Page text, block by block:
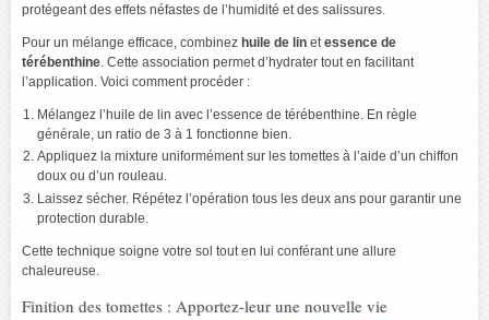
protégeant des effets néfastes de l’humidité et des salissures.
Pour un mélange efficace, combinez huile de lin etessence de
térébenthine. Cette association permet d’hydrater tout en facilitant
l’application. Voici comment procéder :
Mélangez l’huile de lin avec l’essence de térébenthine. En règle
générale, un ratio de 3 à 1 fonctionne bien.
Appliquez la mixture uniformément sur les tomettes à l’aide d’un chiffon
doux ou d’un rouleau.
Laissez sécher. Répétez l’opération tous les deux ans pour garantir une
protection durable.
Cette technique soigne votre sol tout en lui conférant une allure
chaleureuse.
Finition des tomettes : Apportez-leur une nouvelle vie